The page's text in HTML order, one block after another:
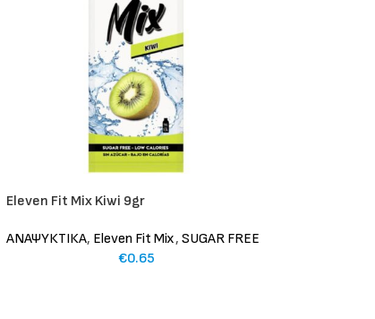
Eleven Fit Mix Kiwi 9gr
ΑΝΑΨΥΚΤΙΚΑ, Eleven Fit Mix, SUGAR FREE
€0.65